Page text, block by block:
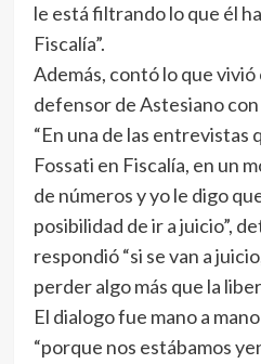
le está filtrando lo que él
Fiscalía”.
Además, contó lo que
defensor de Astesiano
“En una de las entrevistas
Fossati en Fiscalía, en un
de números y yo le digo
posibilidad de ir a juicio”,
respondió “si se van a
perder algo más que la
El dialogo fue mano a
“porque nos estábamos